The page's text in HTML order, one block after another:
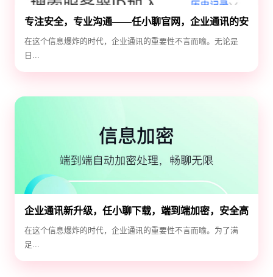
专注安全，专业沟通——任小聊官网，企业通讯的安
全守护神
在这个信息爆炸的时代，企业通讯的重要性不言而喻。无论是
日...
企业通讯新升级，任小聊下载，端到端加密，安全高
效！
在这个信息爆炸的时代，企业通讯的重要性不言而喻。为了满
足...